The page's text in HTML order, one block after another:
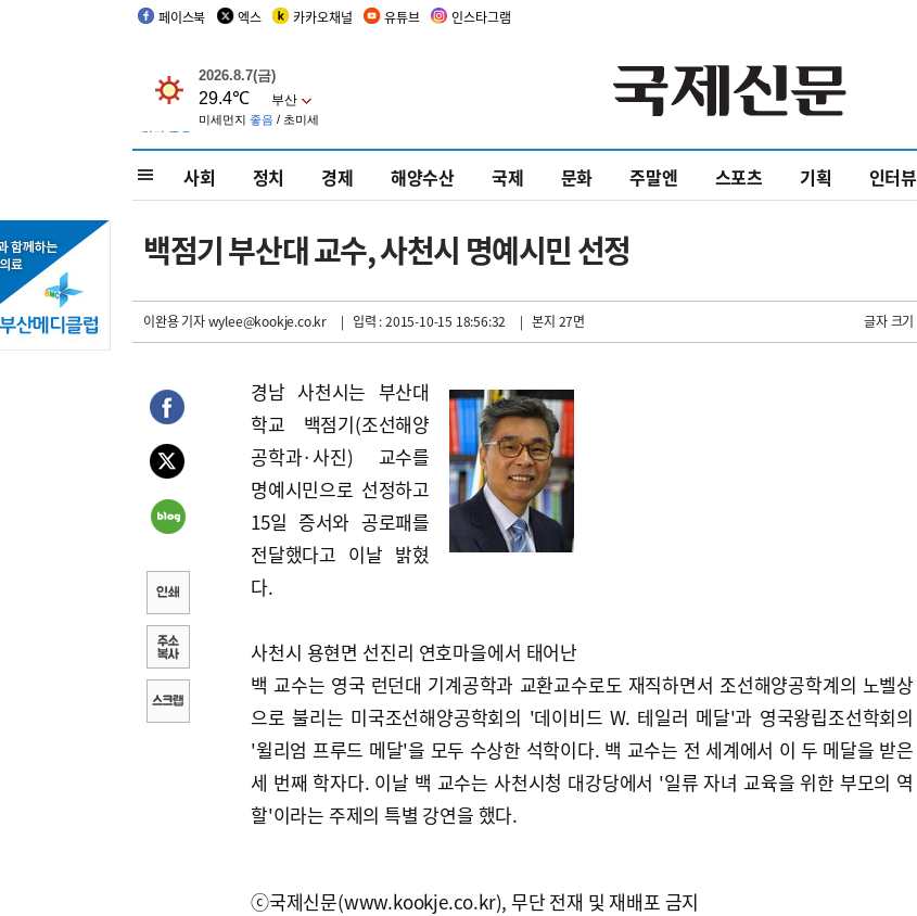
페이스북 엑스 카카오채널 유튜브 인스타그램
사회 정치 경제 해양수산 국제 문화 주말엔 스포츠 기획 인터뷰
백점기 부산대 교수, 사천시 명예시민 선정
이완용 기자wylee@kookje.co.kr | 입력 : 2015-10-15 18:56:32 | 본지 27면 글자 크기
경남 사천시는 부산대
학교 백점기(조선해양
공학과·사진) 교수를
명예시민으로 선정하고
15일 증서와 공로패를
전달했다고 이날 밝혔
다.
사천시 용현면 선진리 연호마을에서 태어난
백 교수는 영국 런던대 기계공학과 교환교수로도 재직하면서 조선해양공학계의 노벨상
으로 불리는 미국조선해양공학회의 '데이비드 W. 테일러 메달'과 영국왕립조선학회의
'윌리엄 프루드 메달'을 모두 수상한 석학이다. 백 교수는 전 세계에서 이 두 메달을 받은
세 번째 학자다. 이날 백 교수는 사천시청 대강당에서 '일류 자녀 교육을 위한 부모의 역
할'이라는 주제의 특별 강연을 했다.
ⓒ국제신문(www.kookje.co.kr), 무단 전재 및 재배포 금지